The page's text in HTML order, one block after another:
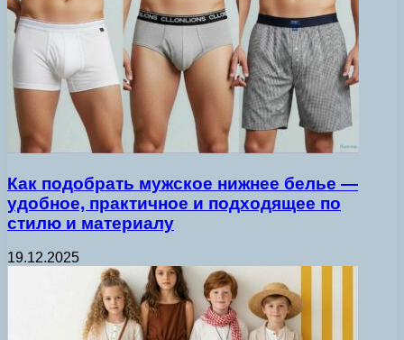
Как подобрать мужское нижнее белье —
удобное, практичное и подходящее по
стилю и материалу
19.12.2025